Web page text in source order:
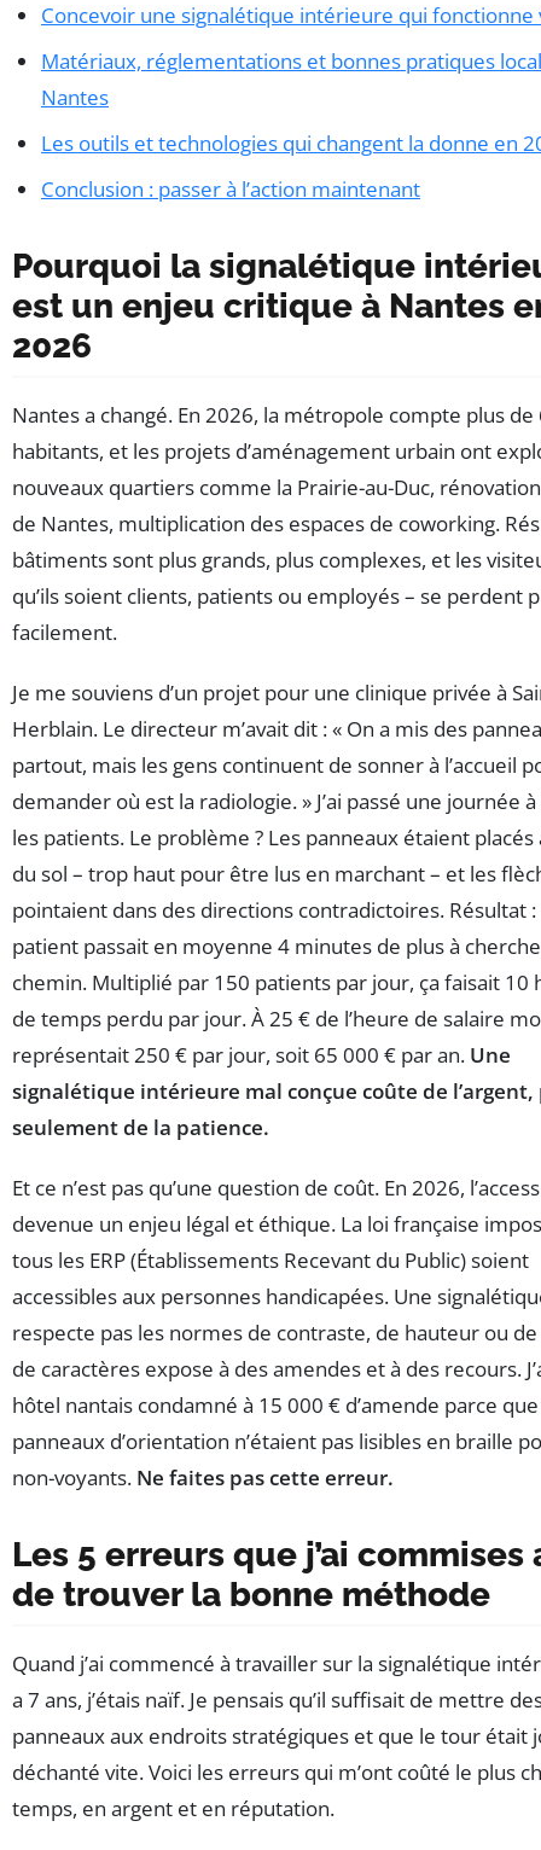
Concevoir une signalétique intérieure qui
Matériaux, réglementations et bonnes pratiques
Nantes
Les outils et technologies qui changent la donne en
Conclusion : passer à l’action maintenant
Pourquoi la signalétique
est un enjeu critique à Nantes
2026
Nantes a changé. En 2026, la métropole compte plus de
habitants, et les projets d’aménagement urbain ont
nouveaux quartiers comme la Prairie-au-Duc, rénovation
de Nantes, multiplication des espaces de coworking.
bâtiments sont plus grands, plus complexes, et les
qu’ils soient clients, patients ou employés – se perdent
facilement.
Je me souviens d’un projet pour une clinique privée à
Herblain. Le directeur m’avait dit : « On a mis des
partout, mais les gens continuent de sonner à l’accueil
demander où est la radiologie. » J’ai passé une journée
les patients. Le problème ? Les panneaux étaient placés
du sol – trop haut pour être lus en marchant – et les
pointaient dans des directions contradictoires. Résultat
patient passait en moyenne 4 minutes de plus à
chemin. Multiplié par 150 patients par jour, ça faisait 10
de temps perdu par jour. À 25 € de l’heure de salaire
représentait 250 € par jour, soit 65 000 € par an. Une
signalétique intérieure mal conçue coûte de l’argent,
seulement de la patience.
Et ce n’est pas qu’une question de coût. En 2026,
devenue un enjeu légal et éthique. La loi française
tous les ERP (Établissements Recevant du Public) soient
accessibles aux personnes handicapées. Une
respecte pas les normes de contraste, de hauteur ou
de caractères expose à des amendes et à des recours.
hôtel nantais condamné à 15 000 € d’amende parce
panneaux d’orientation n’étaient pas lisibles en braille
non-voyants. Ne faites pas cette erreur.
Les 5 erreurs que j’ai commises
de trouver la bonne méthode
Quand j’ai commencé à travailler sur la signalétique
a 7 ans, j’étais naïf. Je pensais qu’il suffisait de mettre
panneaux aux endroits stratégiques et que le tour était
déchanté vite. Voici les erreurs qui m’ont coûté le plus
temps, en argent et en réputation.